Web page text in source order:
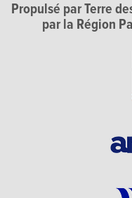
Propulsé par Terre
par la Région